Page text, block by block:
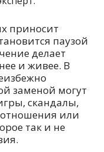
приносит
паузой
делает
и живее. В
заменой могут
скандалы,
или
так и не